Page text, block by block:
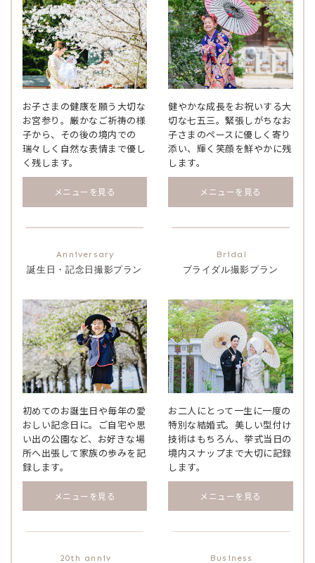
お子さまの健康を願う大切な
お宮参り。厳かなご祈祷の様
子から、その後の境内での
瑞々しく自然な表情まで優し
く残します。
メニューを見る
健やかな成長をお祝いする大
切な七五三。緊張しがちなお
子さまのペースに優しく寄り
添い、輝く笑顔を鮮やかに残
します。
メニューを見る
誕生日・記念日撮影プラン
初めてのお誕生日や毎年の愛
おしい記念日に。ご自宅や思
い出の公園など、お好きな場
所へ出張して家族の歩みを記
録します。
メニューを見る
ブライダル撮影プラン
お二人にとって一生に一度の
特別な結婚式。美しい型付け
技術はもちろん、挙式当日の
境内スナップまで大切に記録
します。
メニューを見る